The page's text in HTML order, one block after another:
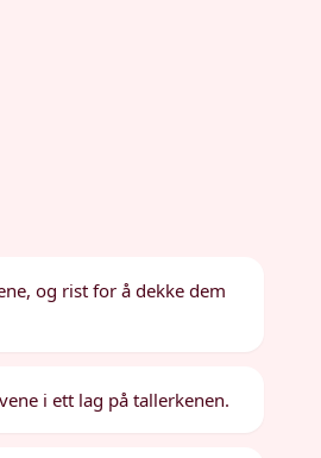
og rist for å dekke dem
i ett lag på tallerkenen.